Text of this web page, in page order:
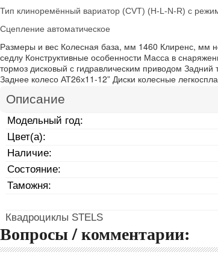
Тип клиноремённый вариатор (CVT) (H-L-N-R) с
Сцепление автоматическое
Размеры и вес Колесная база, мм 1460 Клиренс,
седлу Конструктивные особенности Масса в
тормоз дисковый с гидравлическим приводом
Заднее колесо АТ26х11-12” Диски колесные
Описание
Модельный год:
Цвет(а):
Наличие:
Состояние:
Таможня:
Квадроциклы STELS
Вопросы / комментарии: